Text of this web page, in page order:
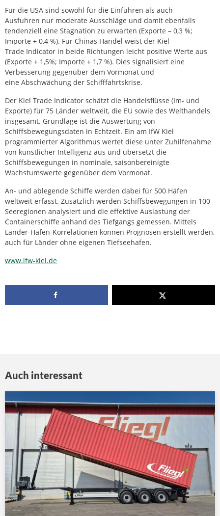
Für die USA sind sowohl für die Einfuhren als auch
Ausfuhren nur moderate Ausschläge und damit ebenfalls
tendenziell eine Stagnation zu erwarten (Exporte – 0,3 %;
Importe + 0,4 %). Für Chinas Handel weist der Kiel
Trade Indicator in beide Richtungen leicht positive Werte aus
(Exporte + 1,5%; Importe + 1,7 %). Dies signalisiert eine
Verbesserung gegenüber dem Vormonat und
eine Abschwächung der Schifffahrtskrise.
Der Kiel Trade Indicator schätzt die Handelsflüsse (Im- und
Exporte) für 75 Länder weltweit, die EU sowie des Welthandels
insgesamt. Grundlage ist die Auswertung von
Schiffsbewegungsdaten in Echtzeit. Ein am IfW Kiel
programmierter Algorithmus wertet diese unter Zuhilfenahme
von künstlicher Intelligenz aus und übersetzt die
Schiffsbewegungen in nominale, saisonbereinigte
Wachstumswerte gegenüber dem Vormonat.
An- und ablegende Schiffe werden dabei für 500 Häfen
weltweit erfasst. Zusätzlich werden Schiffsbewegungen in 100
Seeregionen analysiert und die effektive Auslastung der
Containerschiffe anhand des Tiefgangs gemessen. Mittels
Länder-Hafen-Korrelationen können Prognosen erstellt werden,
auch für Länder ohne eigenen Tiefseehafen.
www.ifw-kiel.de
Auch interessant